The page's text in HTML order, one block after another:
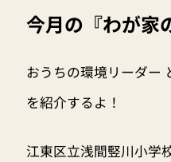
今月の『わが家
おうちの環境リーダー
を紹介するよ！
江東区立浅間竪川小